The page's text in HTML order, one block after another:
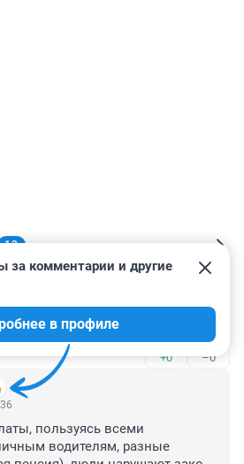
13
передачки!
+0 –0
за комментарии и другие
в профиле
пользуясь всеми
водителям, разные